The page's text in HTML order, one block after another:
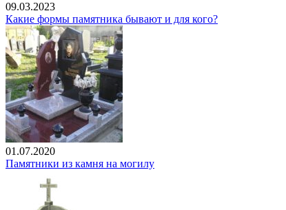
09.03.2023
Какие формы памятника бывают и для кого?
01.07.2020
Памятники из камня на могилу